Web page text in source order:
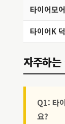
타이어모
타이어K
자주하는
Q1: 타
요?